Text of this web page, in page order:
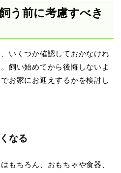
う前に考慮すべき
いくつか確認しておかなけれ
飼い始めてから後悔しないよ
お家にお迎えするかを検討し
なる
もちろん、おもちゃや食器、